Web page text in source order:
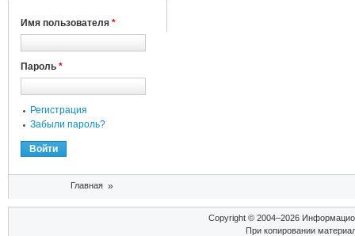
Имя пользователя *
Пароль *
Регистрация
Забыли пароль?
Главная »
Copyright © 2004–2026
При копировании